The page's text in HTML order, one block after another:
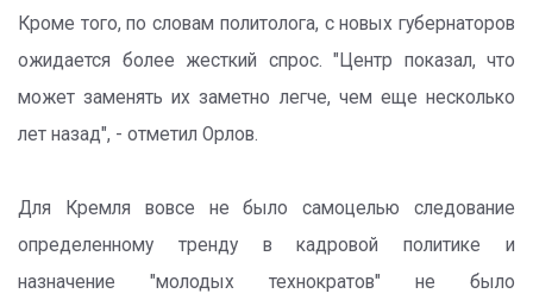
Кроме того, по словам политолога, с новых губернаторов
ожидается более жесткий спрос. "Центр показал, что
может заменять их заметно легче, чем еще несколько
лет назад", - отметил Орлов.
Для Кремля вовсе не было самоцелью следование
определенному тренду в кадровой политике и
назначение "молодых технократов" не было